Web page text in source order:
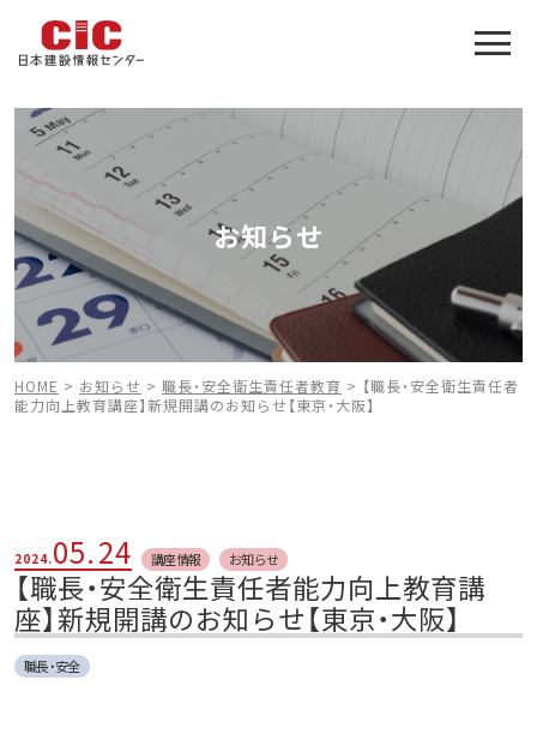
お知らせ
HOME > お知らせ > 職長・安全衛生責任者教育 > 【職長・安全衛生責任者
能力向上教育講座】新規開講のお知らせ【東京・大阪】
【職長・安全衛生責任者能力向上教育講
座】新規開講のお知らせ【東京・大阪】
2024.05.24 講座情報 お知らせ
職長・安全